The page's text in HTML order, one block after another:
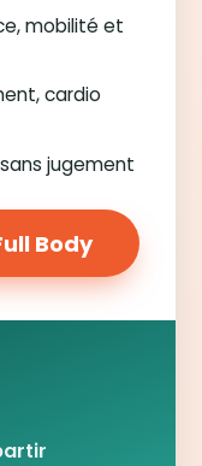
mobilité et
cardio
jugement
Body